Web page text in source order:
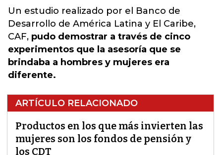
Un estudio realizado por el Banco de
Desarrollo de América Latina y El Caribe,
CAF, pudo demostrar a través de cinco
experimentos que la asesoría que se
brindaba a hombres y mujeres era
diferente.
ARTÍCULO RELACIONADO
Productos en los que más invierten las
mujeres son los fondos de pensión y
los CDT